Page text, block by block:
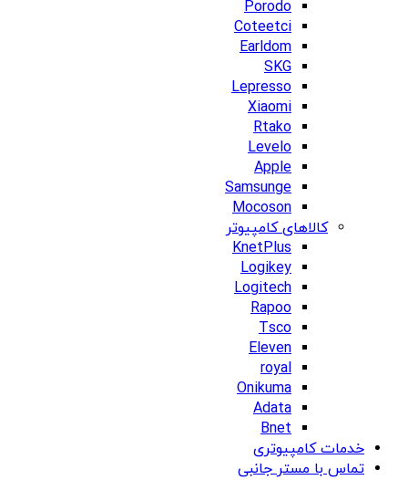
Porodo
Coteetci
Earldom
SKG
Lepresso
Xiaomi
Rtako
Levelo
Apple
Samsunge
Mocoson
کالاهای کامپیوتر
KnetPlus
Logikey
Logitech
Rapoo
Tsco
Eleven
royal
Onikuma
Adata
Bnet
خدمات کامپیوتری
تماس با مستر جانبی